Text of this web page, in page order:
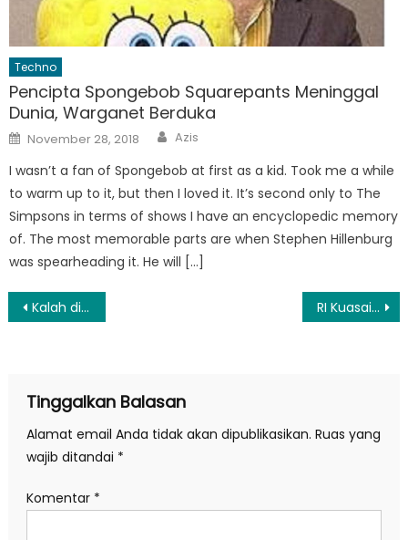
Techno
Pencipta Spongebob Squarepants Meninggal
Dunia, Warganet Berduka
Posted
on
November 28, 2018 Author
Azis
I wasn’t a fan of Spongebob at first as a kid. Took me a while
to warm up to it, but then I loved it. It’s second only to The
Simpsons in terms of shows I have an encyclopedic memory
of. The most memorable parts are when Stephen Hillenburg
was spearheading it. He will […]
Navigasi
Kalah di Kandang Juventus, Striker AS Roma Dikritik RI Kuasai Freeport, Dahlan Iskan Puji Menteri Jonan dan CEO Inalum
Tinggalkan Balasan
Alamat email Anda tidak akan dipublikasikan. Ruas yang
wajib ditandai *
Komentar *